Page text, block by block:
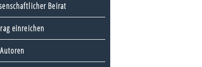
Beirat
einreichen